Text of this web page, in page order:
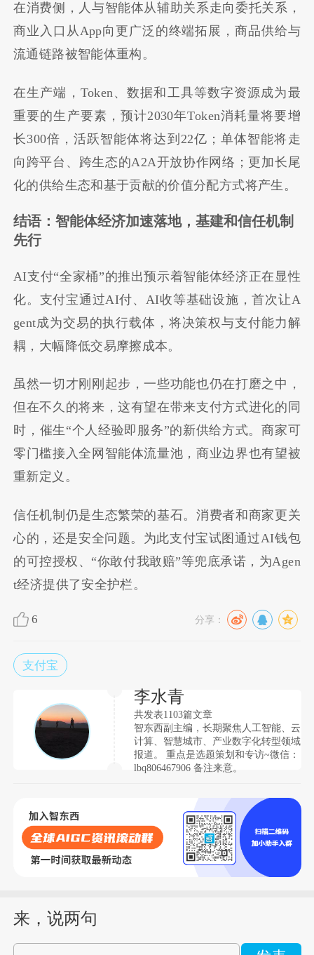
在消费侧，人与智能体从辅助关系走向委托关系，
商业入口从App向更广泛的终端拓展，商品供给与
流通链路被智能体重构。
在生产端，Token、数据和工具等数字资源成为最
重要的生产要素，预计2030年Token消耗量将要增
长300倍，活跃智能体将达到22亿；单体智能将走
向跨平台、跨生态的A2A开放协作网络；更加长尾
化的供给生态和基于贡献的价值分配方式将产生。
结语：智能体经济加速落地，基建和信任机制
先行
AI支付“全家桶”的推出预示着智能体经济正在显性
化。支付宝通过AI付、AI收等基础设施，首次让A
gent成为交易的执行载体，将决策权与支付能力解
耦，大幅降低交易摩擦成本。
虽然一切才刚刚起步，一些功能也仍在打磨之中，
但在不久的将来，这有望在带来支付方式进化的同
时，催生“个人经验即服务”的新供给方式。商家可
零门槛接入全网智能体流量池，商业边界也有望被
重新定义。
信任机制仍是生态繁荣的基石。消费者和商家更关
心的，还是安全问题。为此支付宝试图通过AI钱包
的可控授权、“你敢付我敢赔”等兜底承诺，为Agen
t经济提供了安全护栏。
6 分享：
支付宝
李水青
共发表1103篇文章
智东西副主编，长期聚焦人工智能、云
计算、智慧城市、产业数字化转型领域
报道。 重点是选题策划和专访~微信：
lbq806467906 备注来意。
来，说两句